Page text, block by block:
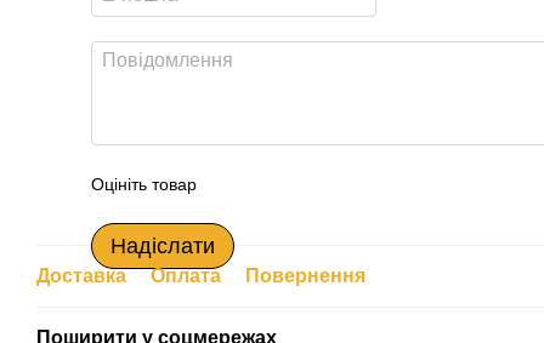
Оцініть товар
Надіслати
Доставка Оплата Повернення
Поширити у соцмережах